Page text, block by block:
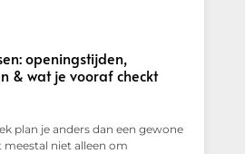
openingstijden,
& wat je vooraf checkt
plan je anders dan een gewone
meestal niet alleen om